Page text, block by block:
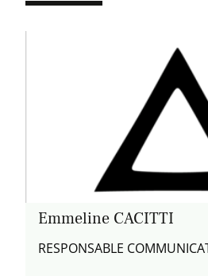
Emmeline CACITTI
RESPONSABLE